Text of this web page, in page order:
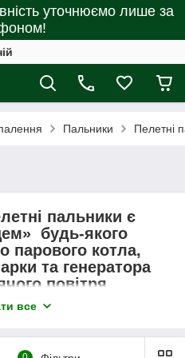
уточнюємо лише за
Пальники Пелетні
пальники є
будь-якого
парового котла,
та генератора
повітря
для роботи на
все